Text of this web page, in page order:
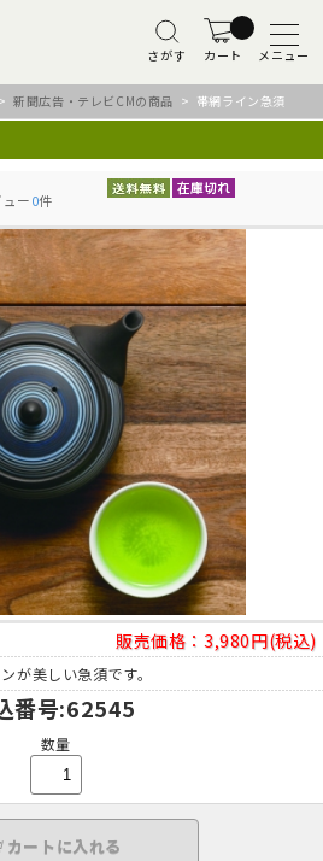
さがす カート メニュー
>新聞広告・テレビCMの商品 > 帯網ライン急須
ー0件
販売価格： 3,980円(税込)
が美しい急須です。
番号:62545
数量
カートに入れる